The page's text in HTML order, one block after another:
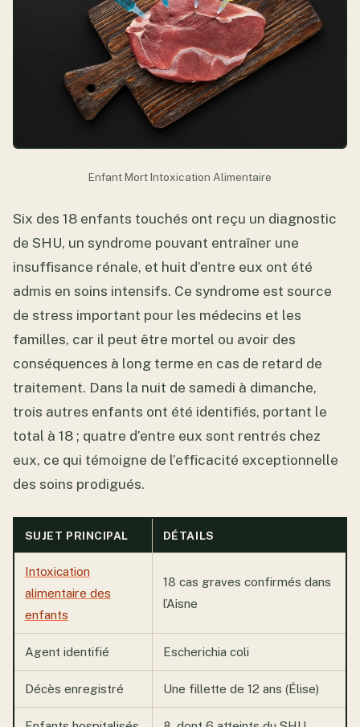
Enfant Mort Intoxication Alimentaire
Six des 18 enfants touchés ont reçu un diagnostic
de SHU, un syndrome pouvant entraîner une
insuffisance rénale, et huit d’entre eux ont été
admis en soins intensifs. Ce syndrome est source
de stress important pour les médecins et les
familles, car il peut être mortel ou avoir des
conséquences à long terme en cas de retard de
traitement. Dans la nuit de samedi à dimanche,
trois autres enfants ont été identifiés, portant le
total à 18 ; quatre d’entre eux sont rentrés chez
eux, ce qui témoigne de l’efficacité exceptionnelle
des soins prodigués.
SUJET PRINCIPAL DÉTAILS
Intoxication
alimentaire des
enfants
18 cas graves confirmés dans
l’Aisne
Agent identifié Escherichia coli
Décès enregistré Une fillette de 12 ans (Élise)